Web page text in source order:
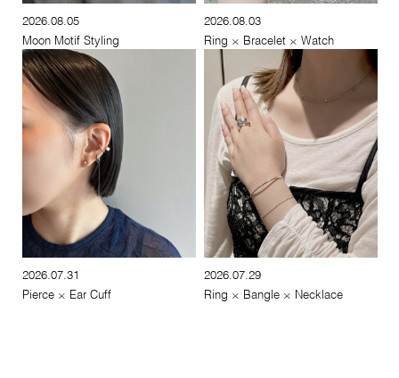
2026.08.05
Moon Motif Styling
2026.08.03
Ring × Bracelet × Watch
2026.07.31
Pierce × Ear Cuff
2026.07.29
Ring × Bangle × Necklace